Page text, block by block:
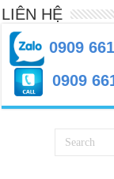
LIÊN HỆ
0909
0909